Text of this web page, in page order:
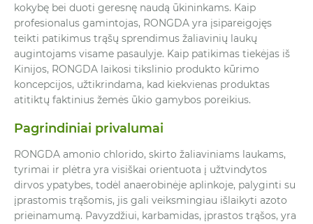
kokybę bei duoti geresnę naudą ūkininkams. Kaip
profesionalus gamintojas, RONGDA yra įsipareigojęs
teikti patikimus trąšų sprendimus žaliavinių laukų
augintojams visame pasaulyje. Kaip patikimas tiekėjas iš
Kinijos, RONGDA laikosi tikslinio produkto kūrimo
koncepcijos, užtikrindama, kad kiekvienas produktas
atitiktų faktinius žemės ūkio gamybos poreikius.
Pagrindiniai privalumai
RONGDA amonio chlorido, skirto žaliaviniams laukams,
tyrimai ir plėtra yra visiškai orientuota į užtvindytos
dirvos ypatybes, todėl anaerobinėje aplinkoje, palyginti su
įprastomis trąšomis, jis gali veiksmingiau išlaikyti azoto
prieinamumą. Pavyzdžiui, karbamidas, įprastos trąšos, yra